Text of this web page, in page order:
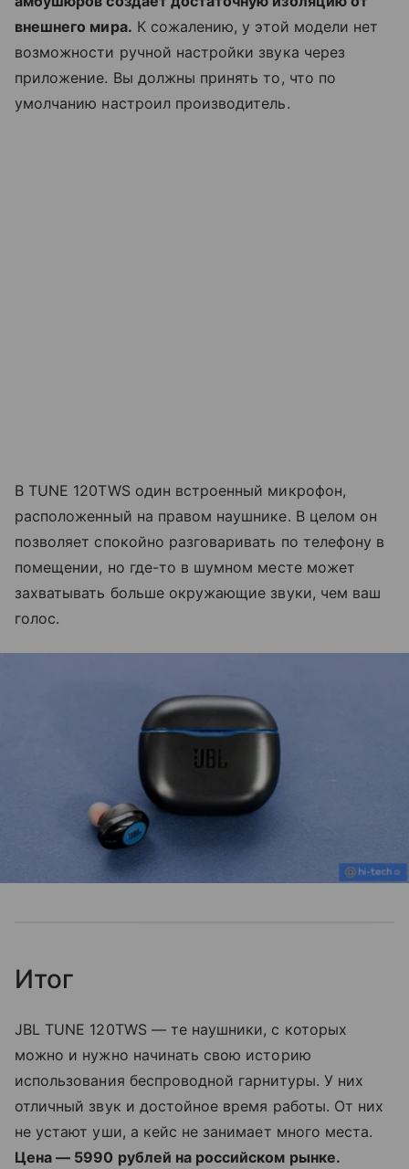
внешнего мира. К сожалению, у этой модели нет
возможности ручной настройки звука через
приложение. Вы должны принять то, что по
умолчанию настроил производитель.
В TUNE 120TWS один встроенный микрофон,
расположенный на правом наушнике. В целом он
позволяет спокойно разговаривать по телефону в
помещении, но где-то в шумном месте может
захватывать больше окружающие звуки, чем ваш
голос.
Итог
JBL TUNE 120TWS — те наушники, с которых
можно и нужно начинать свою историю
использования беспроводной гарнитуры. У них
отличный звук и достойное время работы. От них
не устают уши, а кейс не занимает много места.
Цена — 5990 рублей на российском рынке.